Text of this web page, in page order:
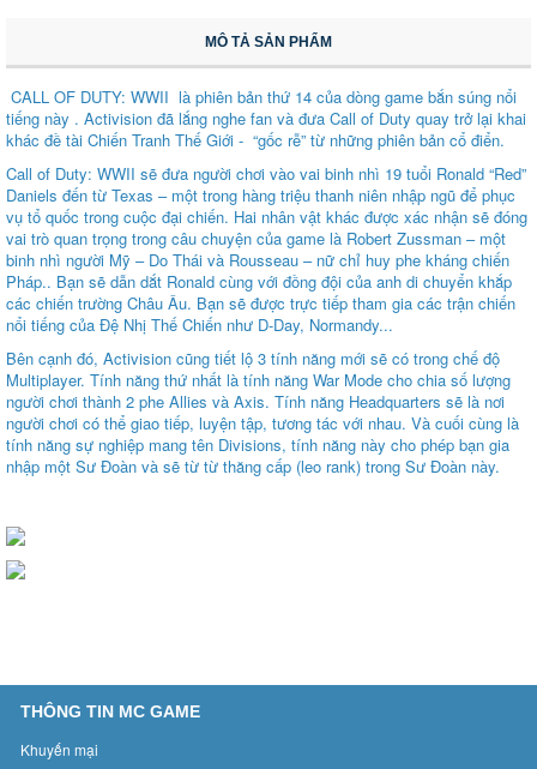
MÔ TẢ SẢN PHẨM
CALL OF DUTY: WWII là phiên bản thứ 14 của dòng game bắn súng nổi
tiếng này . Activision đã lắng nghe fan và đưa Call of Duty quay trở lại khai
khác đề tài Chiến Tranh Thế Giới - “gốc rễ” từ những phiên bản cổ điển.
Call of Duty: WWII sẽ đưa người chơi vào vai binh nhì 19 tuổi Ronald “Red”
Daniels đến từ Texas – một trong hàng triệu thanh niên nhập ngũ để phục
vụ tổ quốc trong cuộc đại chiến. Hai nhân vật khác được xác nhận sẽ đóng
vai trò quan trọng trong câu chuyện của game là Robert Zussman – một
binh nhì người Mỹ – Do Thái và Rousseau – nữ chỉ huy phe kháng chiến
Pháp.. Bạn sẽ dẫn dắt Ronald cùng với đồng đội của anh di chuyển khắp
các chiến trường Châu Âu. Bạn sẽ được trực tiếp tham gia các trận chiến
nổi tiếng của Đệ Nhị Thế Chiến như D-Day, Normandy...
Bên cạnh đó, Activision cũng tiết lộ 3 tính năng mới sẽ có trong chế độ
Multiplayer. Tính năng thứ nhất là tính năng War Mode cho chia số lượng
người chơi thành 2 phe Allies và Axis. Tính năng Headquarters sẽ là nơi
người chơi có thể giao tiếp, luyện tập, tương tác với nhau. Và cuối cùng là
tính năng sự nghiệp mang tên Divisions, tính năng này cho phép bạn gia
nhập một Sư Đoàn và sẽ từ từ thăng cấp (leo rank) trong Sư Đoàn này.
THÔNG TIN MC GAME
Khuyến mại